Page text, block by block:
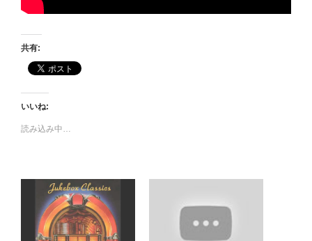
共有:
いいね:
読み込み中…